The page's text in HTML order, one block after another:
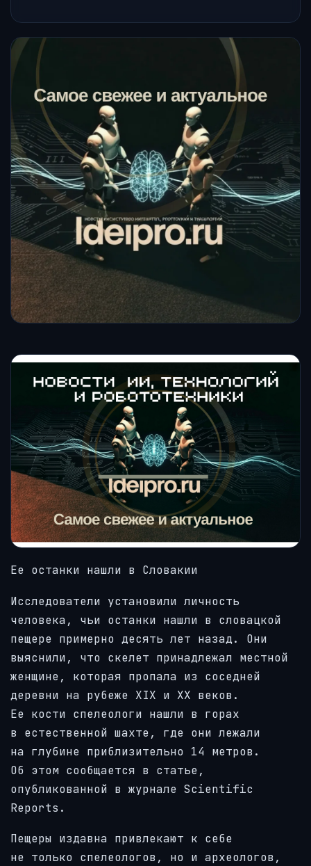
Ее останки нашли в Словакии
Исследователи установили личность
человека, чьи останки нашли в словацкой
пещере примерно десять лет назад. Они
выяснили, что скелет принадлежал местной
женщине, которая пропала из соседней
деревни на рубеже XIX и XX веков.
Ее кости спелеологи нашли в горах
в естественной шахте, где они лежали
на глубине приблизительно 14 метров.
Об этом сообщается в статье,
опубликованной в журнале Scientific
Reports.
Пещеры издавна привлекают к себе
не только спелеологов, но и археологов,